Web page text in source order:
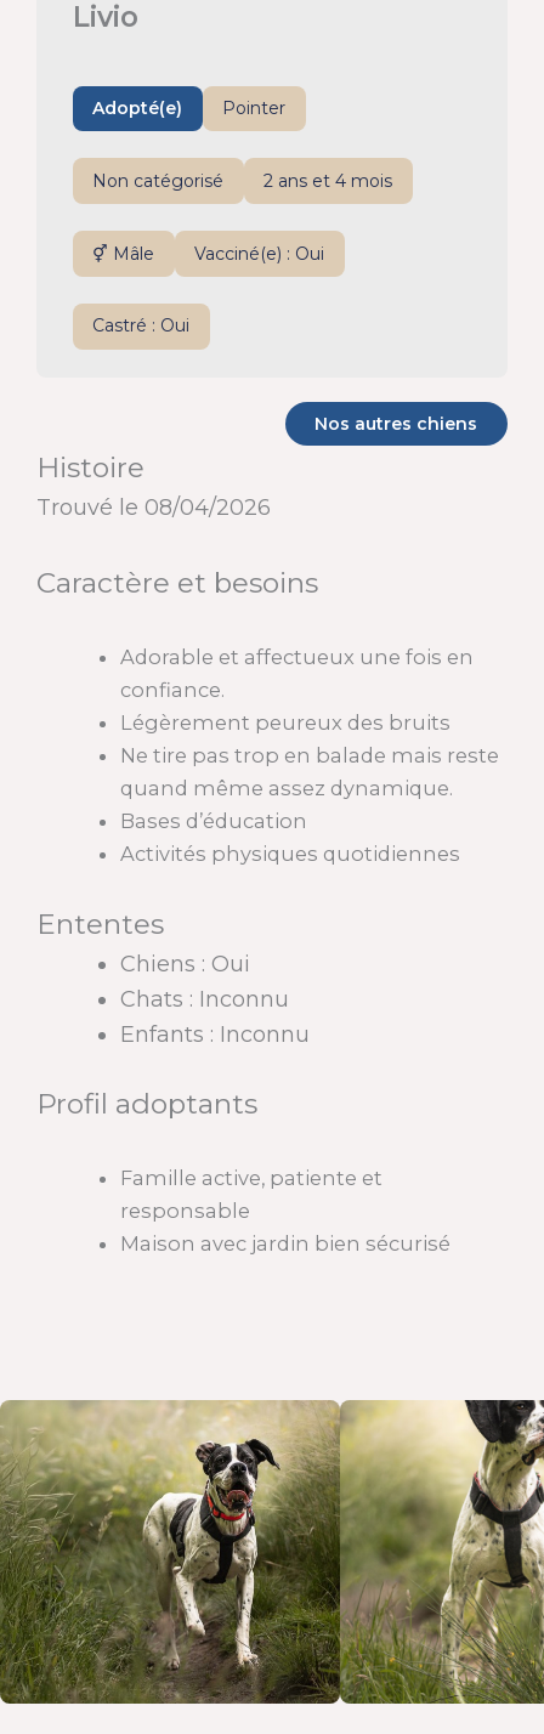
Livio
Adopté(e) Pointer
Non catégorisé 2 ans et 4 mois
⚥ Mâle Vacciné(e) : Oui
Castré : Oui
Nos autres chiens
Histoire
Trouvé le 08/04/2026
Caractère et besoins
Adorable et affectueux une fois en
confiance.
Légèrement peureux des bruits
Ne tire pas trop en balade mais reste
quand même assez dynamique.
Bases d’éducation
Activités physiques quotidiennes
Ententes
Chiens : Oui
Chats : Inconnu
Enfants : Inconnu
Profil adoptants
Famille active, patiente et
responsable
Maison avec jardin bien sécurisé